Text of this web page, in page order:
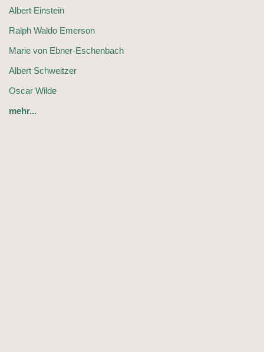
Albert Einstein
Ralph Waldo Emerson
Marie von Ebner-Eschenbach
Albert Schweitzer
Oscar Wilde
mehr...